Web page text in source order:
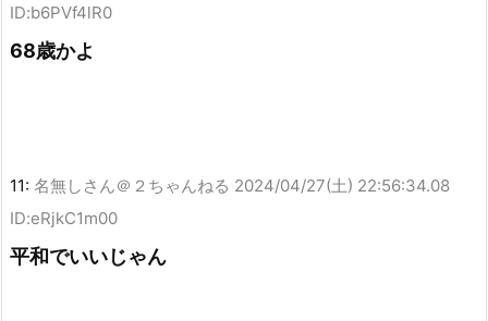
ID:b6PVf4lR0
68歳かよ
11: 名無しさん＠２ちゃんねる 2024/04/27(土) 22:56:34.08
ID:eRjkC1m00
平和でいいじゃん